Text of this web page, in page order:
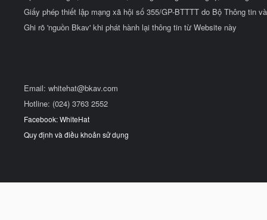
Giấy phép thiết lập mạng xã hội số 355/GP-BTTTT do Bộ Thông tin
Ghi rõ 'nguồn Bkav' khi phát hành lại thông tin từ Website này
Email: whitehat@bkav.com
Hotline: (024) 3763 2552
Facebook: WhiteHat
Quy định và điều khoản sử dụng